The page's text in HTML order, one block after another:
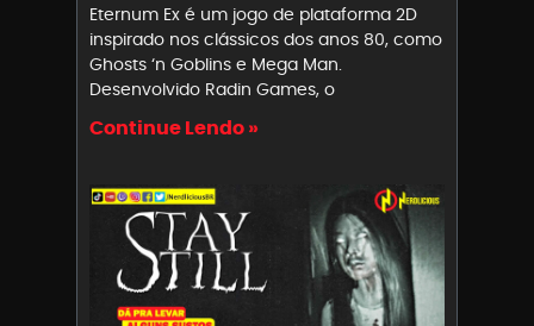
Eternum Ex é um jogo de plataforma 2D
inspirado nos clássicos dos anos 80, como
Ghosts ‘n Goblins e Mega Man.
Desenvolvido Radin Games, o
Continue Lendo »